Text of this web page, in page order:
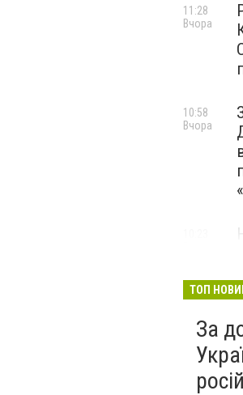
11:28
Вчора
10:58
Вчора
ТОП
За